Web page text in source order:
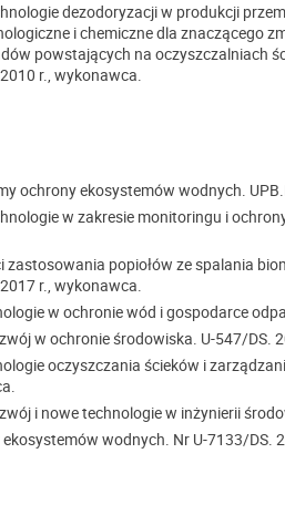
dezodoryzacji w produkcji
i chemiczne dla znaczącego
powstających na oczyszczalniach
r., wykonawca.
ochrony ekosystemów wodnych.
w zakresie monitoringu i
zastosowania popiołów ze spalania
r., wykonawca.
w ochronie wód i gospodarce
w ochronie środowiska. U-547/DS.
oczyszczania ścieków i
i nowe technologie w inżynierii
wodnych. Nr U-7133/DS.